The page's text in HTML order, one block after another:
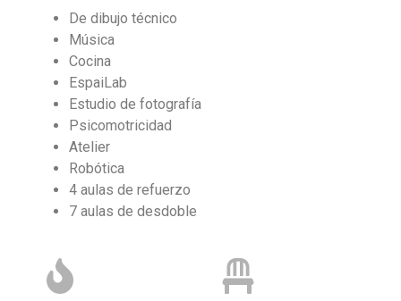
De dibujo técnico
Música
Cocina
EspaiLab
Estudio de fotografía
Psicomotricidad
Atelier
Robótica
4 aulas de refuerzo
7 aulas de desdoble